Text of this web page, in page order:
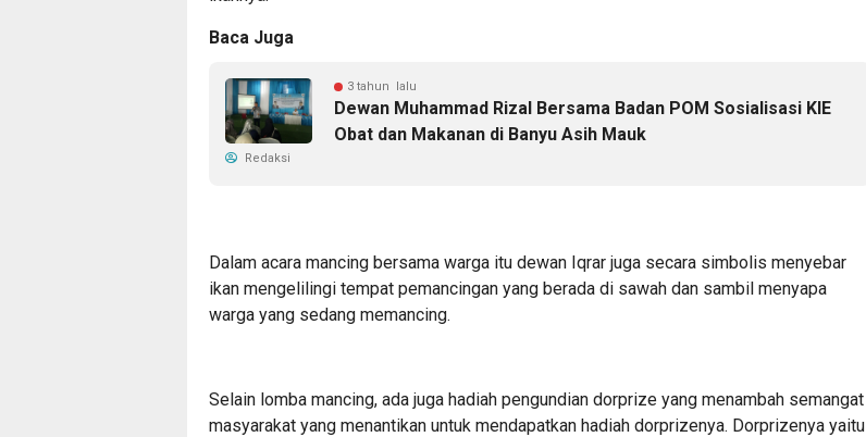
Baca Juga
3 tahun lalu
Dewan Muhammad Rizal Bersama Badan POM Sosialisasi KIE
Obat dan Makanan di Banyu Asih Mauk
Redaksi
Dalam acara mancing bersama warga itu dewan Iqrar juga secara simbolis menyebar
ikan mengelilingi tempat pemancingan yang berada di sawah dan sambil menyapa
warga yang sedang memancing.
Selain lomba mancing, ada juga hadiah pengundian dorprize yang menambah semangat
masyarakat yang menantikan untuk mendapatkan hadiah dorprizenya. Dorprizenya yaitu